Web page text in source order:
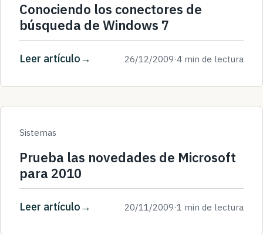
Conociendo los conectores de
búsqueda de Windows 7
Leer artículo 26/12/2009·4 min de lectura
Sistemas
Prueba las novedades de Microsoft
para 2010
Leer artículo 20/11/2009·1 min de lectura